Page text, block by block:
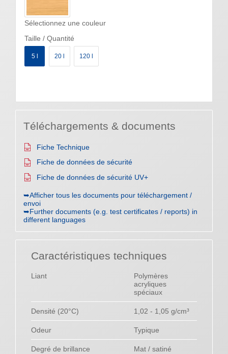
Sélectionnez une couleur
Taille / Quantité
5 l 20 l 120 l
Téléchargements & documents
Fiche Technique
Fiche de données de sécurité
Fiche de données de sécurité UV+
➥Afficher tous les documents pour téléchargement /
envoi
➥Further documents (e.g. test certificates / reports) in
different languages
Caractéristiques techniques
Liant
Polymères
acryliques
spéciaux
Densité (20°C) 1,02 - 1,05 g/cm³
Odeur Typique
Degré de brillance Mat / satiné